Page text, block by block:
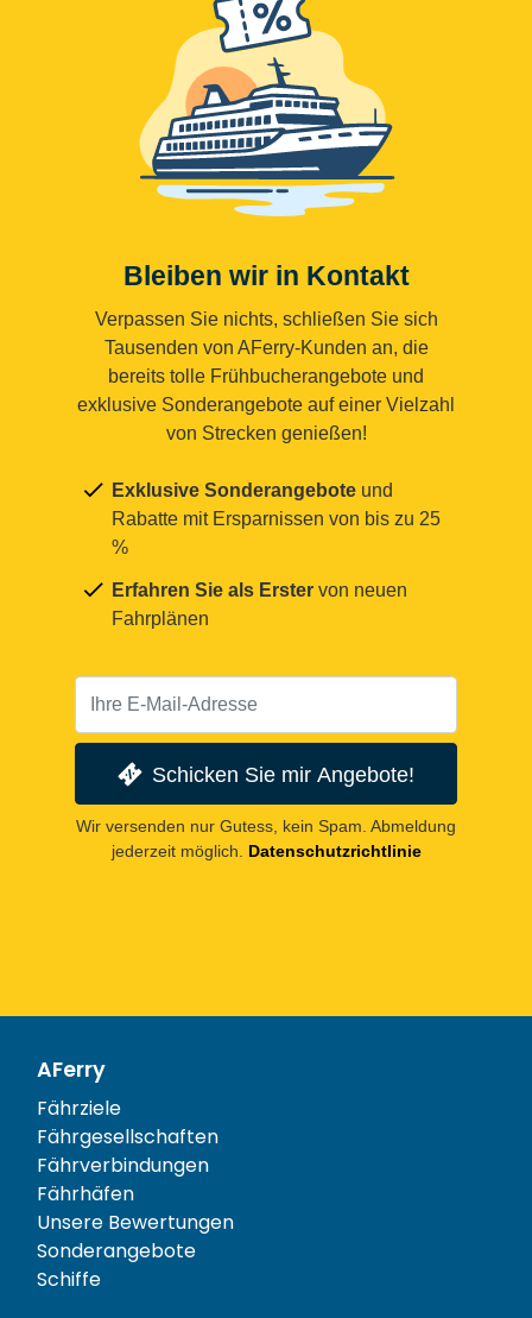
Bleiben wir in Kontakt
Verpassen Sie nichts, schließen Sie sich
Tausenden von AFerry-Kunden an, die
bereits tolle Frühbucherangebote und
exklusive Sonderangebote auf einer Vielzahl
von Strecken genießen!
Exklusive Sonderangebote und
Rabatte mit Ersparnissen von bis zu 25
%
Erfahren Sie als Erster von neuen
Fahrplänen
Schicken Sie mir Angebote!
Wir versenden nur Gutess, kein Spam. Abmeldung
jederzeit möglich.
Datenschutzrichtlinie
AFerry
Fährziele
Fährgesellschaften
Fährverbindungen
Fährhäfen
Unsere Bewertungen
Sonderangebote
Schiffe